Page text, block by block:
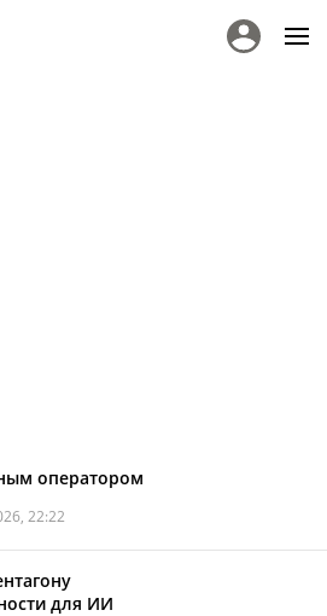
оператором
22:22
для ИИ